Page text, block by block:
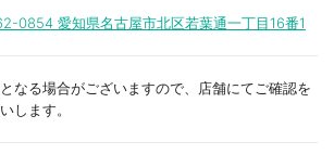
i
t
i
t
0854 愛知県名古屋市北区若葉通一丁目16番1
なる場合がございますので、店舗にてご確認を
します。